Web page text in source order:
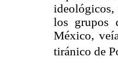
ideológicos,
los grupos
México,
tiránico de